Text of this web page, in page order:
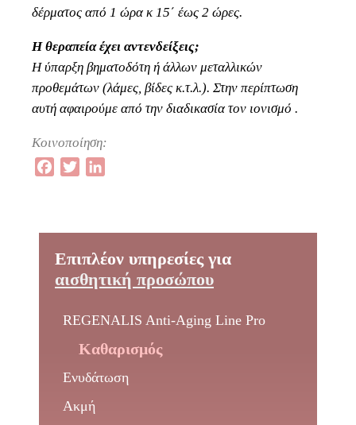
δέρματος από 1 ώρα κ 15΄ έως 2 ώρες.
Η θεραπεία έχει αντενδείξεις;
Η ύπαρξη βηματοδότη ή άλλων μεταλλικών
προθεμάτων (λάμες, βίδες κ.τ.λ.). Στην περίπτωση
αυτή αφαιρούμε από την διαδικασία τον ιονισμό .
Κοινοποίηση:
Facebook
Twitter
Επιπλέον υπηρεσίες για
αισθητική προσώπου
REGENALIS Anti-Aging Line Pro
Καθαρισμός
Ενυδάτωση
Ακμή